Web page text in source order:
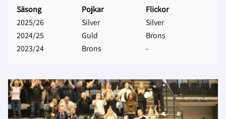
Säsong
Pojkar
Flickor
2025/26
Silver
Silver
2024/25
Guld
Brons
2023/24
Brons -